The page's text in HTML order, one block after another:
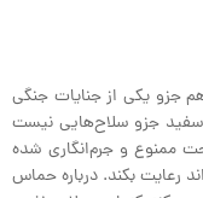
جزو یکی از جنایات جنگی
جزو سلاح‌هایی نیست
ممنوع و جرم‌انگاری شده
رعایت بکند. درباره حماس